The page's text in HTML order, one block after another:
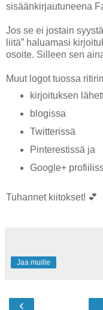
sisäänkirjautuneena
Jos se ei jostain
liitä” haluamasi
osoite. Silleen sen
Muut logot tuossa
kirjoituksen
blogissa
Twitterissä
Pinterestissä ja
Google+
Tuhannet kiitokset! 💕
Jaa muille
‹